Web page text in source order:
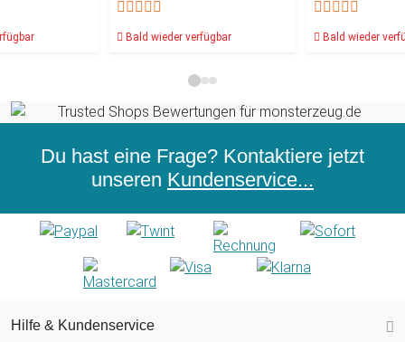
Bald wieder verfügbar Bald wieder
Du hast eine Frage? Kontaktiere jetzt
unseren Kundenservice...
Hilfe & Kundenservice